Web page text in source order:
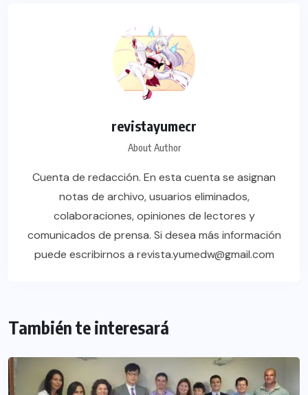
revistayumecr
About Author
Cuenta de redacción. En esta cuenta se asignan
notas de archivo, usuarios eliminados,
colaboraciones, opiniones de lectores y
comunicados de prensa. Si desea más información
puede escribirnos a revista.yumedw@gmail.com
También te interesará